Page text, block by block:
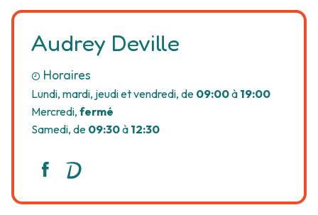
Audrey Deville
Horaires
Lundi, mardi, jeudi et vendredi, de 09:00à 19:00
Mercredi, fermé
Samedi, de 09:30à 12:30